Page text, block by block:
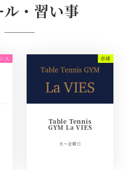
ル・習い事
Table Tennis
GYM La VIES
火～金曜日